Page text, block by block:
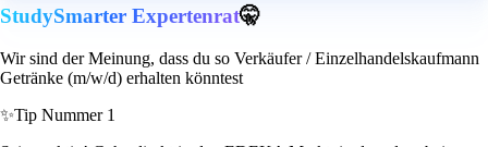
StudySmarter Expertenrat🤫
Wir sind der Meinung, dass du so Verkäufer / Einzelhandelskaufmann
Getränke (m/w/d) erhalten könntest
✨Tip Nummer 1